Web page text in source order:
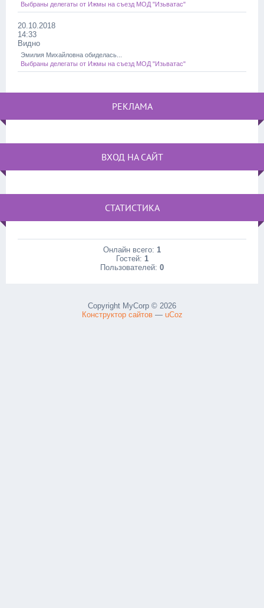
Выбраны делегаты от Ижмы на съезд МОД "Изьватас"
20.10.2018
14:33
Видно
Эмилия Михайловна обиделась...
Выбраны делегаты от Ижмы на съезд МОД "Изьватас"
РЕКЛАМА
ВХОД НА САЙТ
СТАТИСТИКА
Онлайн всего: 1
Гостей: 1
Пользователей: 0
Copyright MyCorp © 2026
Конструктор сайтов— uCoz